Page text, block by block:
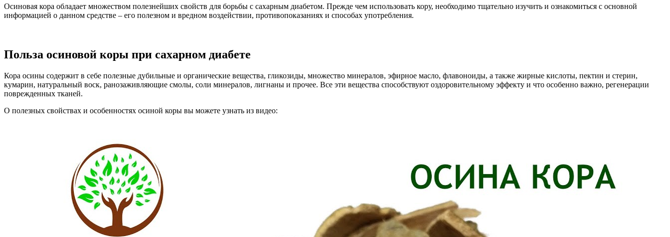
Осиновая кора обладает множеством полезнейших свойств для борьбы с сахарным диабетом. Прежде чем использовать кору, необходимо тщательно изучить и ознакомиться с основной
информацией о данном средстве – его полезном и вредном воздействии, противопоказаниях и способах употребления.
Польза осиновой коры при сахарном диабете
Кора осины содержит в себе полезные дубильные и органические вещества, гликозиды, множество минералов, эфирное масло, флавоноиды, а также жирные кислоты, пектин и стерин,
кумарин, натуральный воск, ранозаживляющие смолы, соли минералов, лигнаны и прочее. Все эти вещества способствуют оздоровительному эффекту и что особенно важно, регенерации
поврежденных тканей.
О полезных свойствах и особенностях осиной коры вы можете узнать из видео: